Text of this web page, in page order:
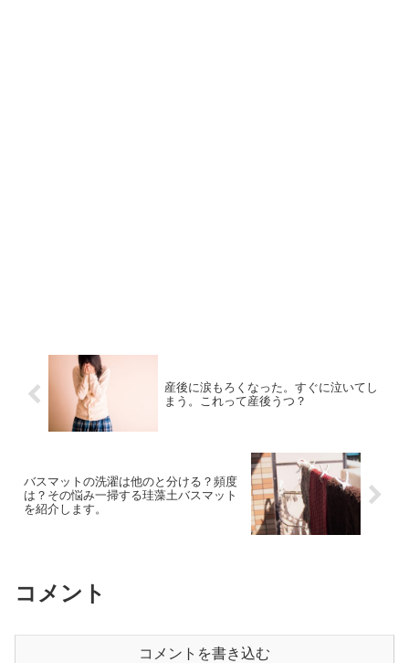
産後に涙もろくなった。すぐに泣いてし
まう。これって産後うつ？
バスマットの洗濯は他のと分ける？頻度
は？その悩み一掃する珪藻土バスマット
を紹介します。
コメント
コメントを書き込む